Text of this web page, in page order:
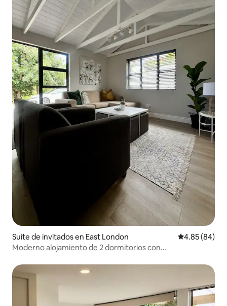
Suite de invitados en East London Calificación
4.85 (84)
Moderno alojamiento de 2 dormitorios con